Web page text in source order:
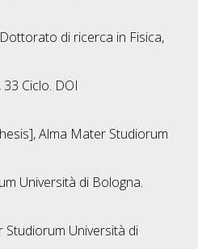
di ricerca in Fisica,
, 33 Ciclo. DOI
Alma Mater Studiorum
Università di Bologna.
Università di